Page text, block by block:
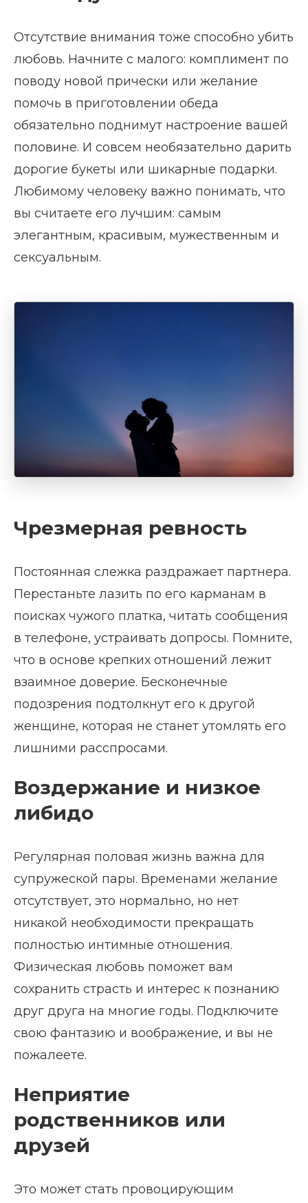
Отсутствие внимания тоже способно убить
любовь. Начните с малого: комплимент по
поводу новой прически или желание
помочь в приготовлении обеда
обязательно поднимут настроение вашей
половине. И совсем необязательно дарить
дорогие букеты или шикарные подарки.
Любимому человеку важно понимать, что
вы считаете его лучшим: самым
элегантным, красивым, мужественным и
сексуальным.
Чрезмерная ревность
Постоянная слежка раздражает партнера.
Перестаньте лазить по его карманам в
поисках чужого платка, читать сообщения
в телефоне, устраивать допросы. Помните,
что в основе крепких отношений лежит
взаимное доверие. Бесконечные
подозрения подтолкнут его к другой
женщине, которая не станет утомлять его
лишними расспросами.
Воздержание и низкое
либидо
Регулярная половая жизнь важна для
супружеской пары. Временами желание
отсутствует, это нормально, но нет
никакой необходимости прекращать
полностью интимные отношения.
Физическая любовь поможет вам
сохранить страсть и интерес к познанию
друг друга на многие годы. Подключите
свою фантазию и воображение, и вы не
пожалеете.
Неприятие
родственников или
друзей
Это может стать провоцирующим